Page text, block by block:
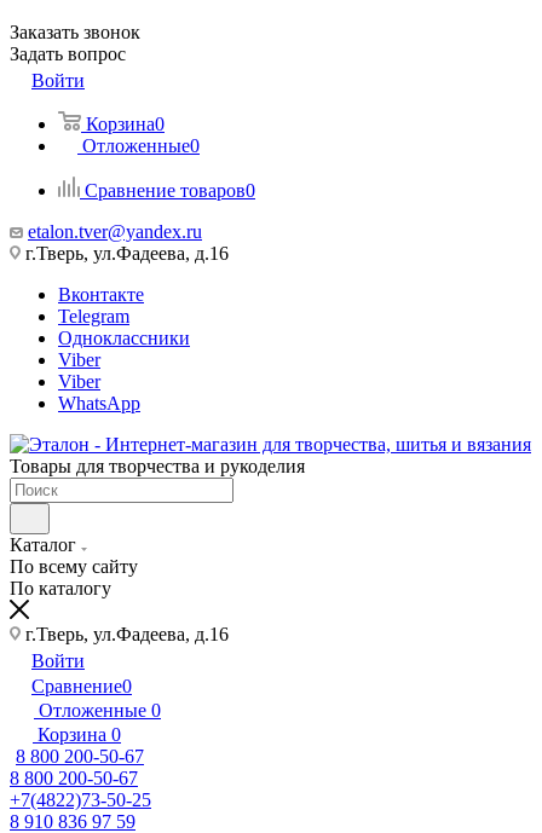
Заказать звонок
Задать вопрос
Войти
Корзина0
Отложенные0
Сравнение товаров0
etalon.tver@yandex.ru
г.Тверь, ул.Фадеева, д.16
Вконтакте
Telegram
Одноклассники
Viber
Viber
WhatsApp
Товары для творчества и рукоделия
Каталог
По всему сайту
По каталогу
г.Тверь, ул.Фадеева, д.16
Войти
Сравнение0
Отложенные 0
Корзина 0
8 800 200-50-67
8 800 200-50-67
+7(4822)73-50-25
8 910 836 97 59